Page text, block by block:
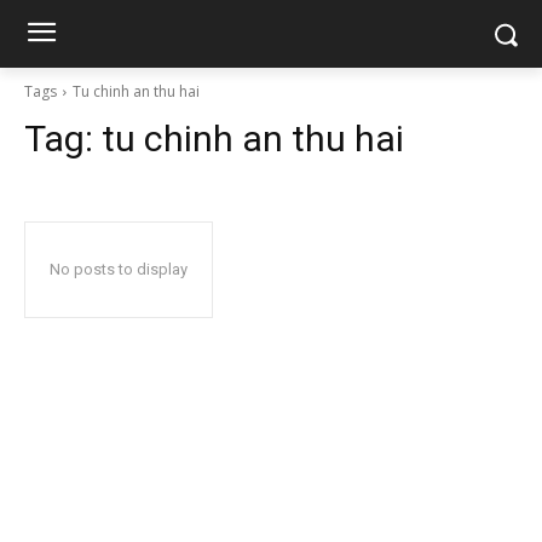
Tags Tu chinh an thu hai
Tag: tu chinh an thu hai
No posts to display